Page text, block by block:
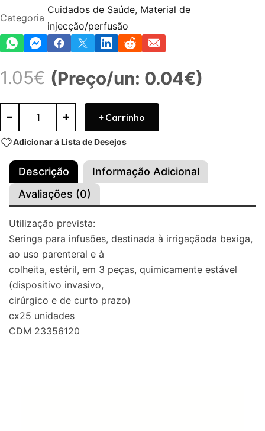
Categoria
Cuidados de Saúde, Material de
injecção/perfusão
1.05€ (Preço/un: 0.04€)
+ Carrinho
Adicionar á Lista de Desejos
Descrição
Informação Adicional
Avaliações (0)
Utilização prevista:
Seringa para infusões, destinada à irrigaçãoda bexiga,
ao uso parenteral e à
colheita, estéril, em 3 peças, quimicamente estável
(dispositivo invasivo,
cirúrgico e de curto prazo)
cx25 unidades
CDM 23356120